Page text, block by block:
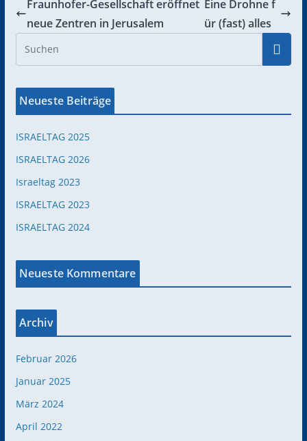
Fraunhofer-Gesellschaft eröffnet
neue Zentren in Jerusalem
Eine Drohne f
ür (fast) alles
Neueste Beiträge
ISRAELTAG 2025
ISRAELTAG 2026
Israeltag 2023
ISRAELTAG 2023
ISRAELTAG 2024
Neueste Kommentare
Archiv
Februar 2026
Januar 2025
März 2024
April 2022